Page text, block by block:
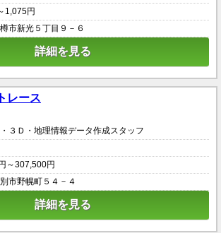
1,075円
市新光５丁目９－６
詳細を見る
レース
・３Ｄ・地理情報データ作成スタッフ
～307,500円
市野幌町５４－４
詳細を見る